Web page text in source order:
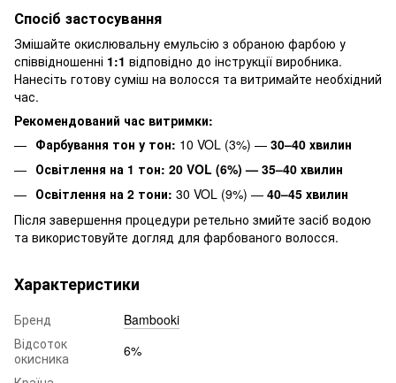
Спосіб застосування
Змішайте окислювальну емульсію з обраною фарбою у
співвідношенні 1:1 відповідно до інструкції виробника.
Нанесіть готову суміш на волосся та витримайте необхідний
час.
Рекомендований час витримки:
Фарбування тон у тон: 10 VOL (3%) — 30–40 хвилин
Освітлення на 1 тон: 20 VOL (6%) — 35–40 хвилин
Освітлення на 2 тони: 30 VOL (9%) — 40–45 хвилин
Після завершення процедури ретельно змийте засіб водою
та використовуйте догляд для фарбованого волосся.
Характеристики
Бренд
Bambooki
Відсоток
окисника
6%